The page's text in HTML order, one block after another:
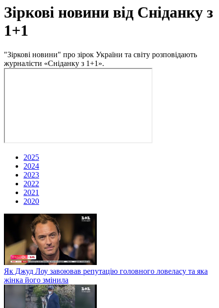
Зіркові новини від Сніданку з
1+1
"Зіркові новини" про зірок України та світу розповідають
журналісти «Сніданку з 1+1».
2025
2024
2023
2022
2021
2020
Як Джуд Лоу завоював репутацію головного ловеласу та яка
жінка його змінила